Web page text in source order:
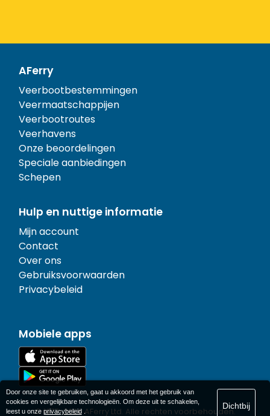
AFerry
Veerbootbestemmingen
Veermaatschappijen
Veerbootroutes
Veerhavens
Onze beoordelingen
Speciale aanbiedingen
Schepen
Hulp en nuttige informatie
Mijn account
Contact
Over ons
Gebruiksvoorwaarden
Privacybeleid
Mobiele apps
© 1977-2026 AFerry Ltd. Alle rechten voorbehouden.
Door onze site te gebruiken, gaat u akkoord met het gebruik van
cookies en vergelijkbare technologieën. Om deze uit te schakelen,
leest u onze privacybeleid.
Dichtbij